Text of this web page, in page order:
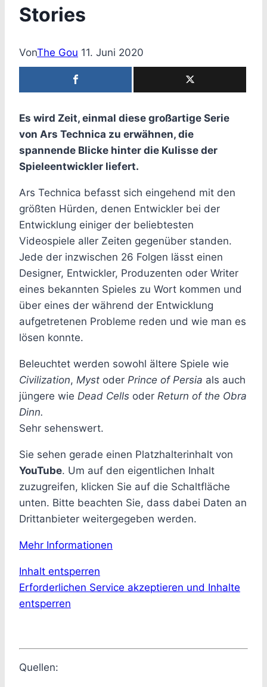
Stories
VonThe Gou 11. Juni 2020
Es wird Zeit, einmal diese großartige Serie
von Ars Technica zu erwähnen, die
spannende Blicke hinter die Kulisse der
Spieleentwickler liefert.
Ars Technica befasst sich eingehend mit den
größten Hürden, denen Entwickler bei der
Entwicklung einiger der beliebtesten
Videospiele aller Zeiten gegenüber standen.
Jede der inzwischen 26 Folgen lässt einen
Designer, Entwickler, Produzenten oder Writer
eines bekannten Spieles zu Wort kommen und
über eines der während der Entwicklung
aufgetretenen Probleme reden und wie man es
lösen konnte.
Beleuchtet werden sowohl ältere Spiele wie
Civilization, Myst oder Prince of Persia als auch
jüngere wie Dead Cells oder Return of the Obra
Dinn.
Sehr sehenswert.
Sie sehen gerade einen Platzhalterinhalt von
YouTube. Um auf den eigentlichen Inhalt
zuzugreifen, klicken Sie auf die Schaltfläche
unten. Bitte beachten Sie, dass dabei Daten an
Drittanbieter weitergegeben werden.
Mehr Informationen
Inhalt entsperren
Erforderlichen Service akzeptieren und Inhalte
entsperren
Quellen: